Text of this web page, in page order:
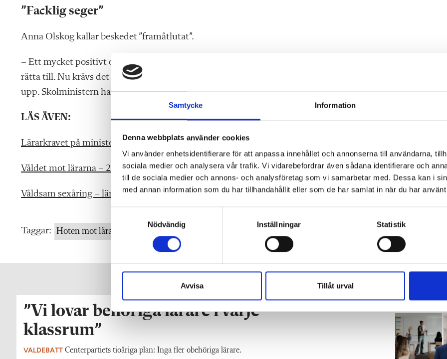
Samtycke Information
Denna webbplats använder cookies
Vi använder enhetsidentifierare för att anpassa innehållet och annonserna till användarna,
sociala medier och analysera vår trafik. Vi vidarebefordrar även sådana identifierare och
till de sociala medier och annons- och analysföretag som vi samarbetar med. Dessa kan i
med annan information som du har tillhandahållit eller som de har samlat in när du har
a
m
e
s
Nödvändig Inställningar Statistik
Avvisa Tillåt urval
”Facklig seger”
Anna Olskog kallar beskedet ”framåtlutat”.
– Ett mycket positivt och framåtlutat besked. En riktigt bra början på fortsättningen, det finns mycket att
rätta till. Nu krävs det att regeringen tar taktpinnen med helhetsfokus och att samtliga myndigheter
upp. Skolministern har lyssnat på oss, det här hämtar vi hem som en facklig seger, säger hon.
LÄS ÄVEN:
Lärarkravet på ministern: Allians mot våldet
Våldet mot lärarna – 29 rapporter från 2024
Våldsam sexåring – lärare fick bära skyddskläder
Taggar: Hoten mot lärarna
”Vi lovar behöriga lärare i varje
klassrum”
VALDEBATT Centerpartiets tioåriga plan: Inga fler obehöriga lärare.